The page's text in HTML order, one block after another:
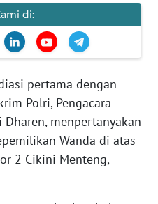
di:
pertama dengan
Polri, Pengacara
Dharen, menpertanyakan
Wanda di atas
2 Cikini Menteng,